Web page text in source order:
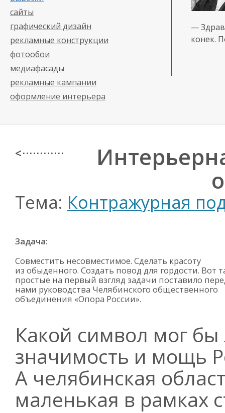
сайты
графический дизайн
рекламные конструкции
фотообои
медиафасады
рекламные кампании
оформление интерьера
—
конек.
< · · · · · · · · · · · ·
Тема: Контражурная
Задача:
Совместить несовместимое. Сделать красоту
из обыденного. Создать повод для гордости. Вот
простые на первый взгляд задачи поставило
нами руководства Челябинского общественного
объединения «Опора России».
Какой символ мог
значимость и мощь
А челябинская
маленькая в рамках